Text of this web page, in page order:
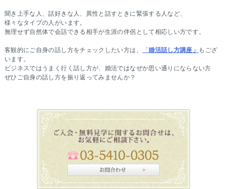
聞き上手な人、話好きな人、異性と話すときに緊張する人など、
様々なタイプの人がいます。
無理せず自然体で会話できる相手が生涯の伴侶として相応しい方です。
客観的にご自身の話し方をチェックしたい方は、 「婚活話し方講座」 もござ
います。
ビジネスではうまく行く話し方が、婚活ではなぜか思い通りにならない方
ぜひご自身の話し方を振り返ってみませんか？